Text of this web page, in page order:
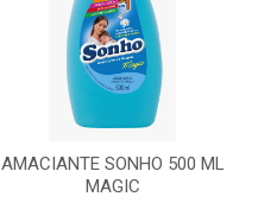
AMACIANTE SONHO 500 ML
MAGIC